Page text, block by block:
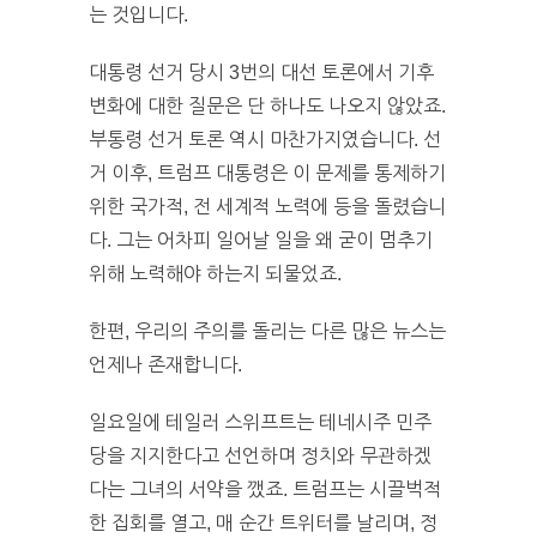
는 것입니다.
대통령 선거 당시 3번의 대선 토론에서 기후
변화에 대한 질문은 단 하나도 나오지 않았죠.
부통령 선거 토론 역시 마찬가지였습니다. 선
거 이후, 트럼프 대통령은 이 문제를 통제하기
위한 국가적, 전 세계적 노력에 등을 돌렸습니
다. 그는 어차피 일어날 일을 왜 굳이 멈추기
위해 노력해야 하는지 되물었죠.
한편, 우리의 주의를 돌리는 다른 많은 뉴스는
언제나 존재합니다.
일요일에 테일러 스위프트는 테네시주 민주
당을 지지한다고 선언하며 정치와 무관하겠
다는 그녀의 서약을 깼죠. 트럼프는 시끌벅적
한 집회를 열고, 매 순간 트위터를 날리며, 정